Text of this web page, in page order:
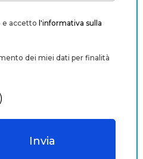
e accetto l'informativa sulla
dei miei dati per finalità